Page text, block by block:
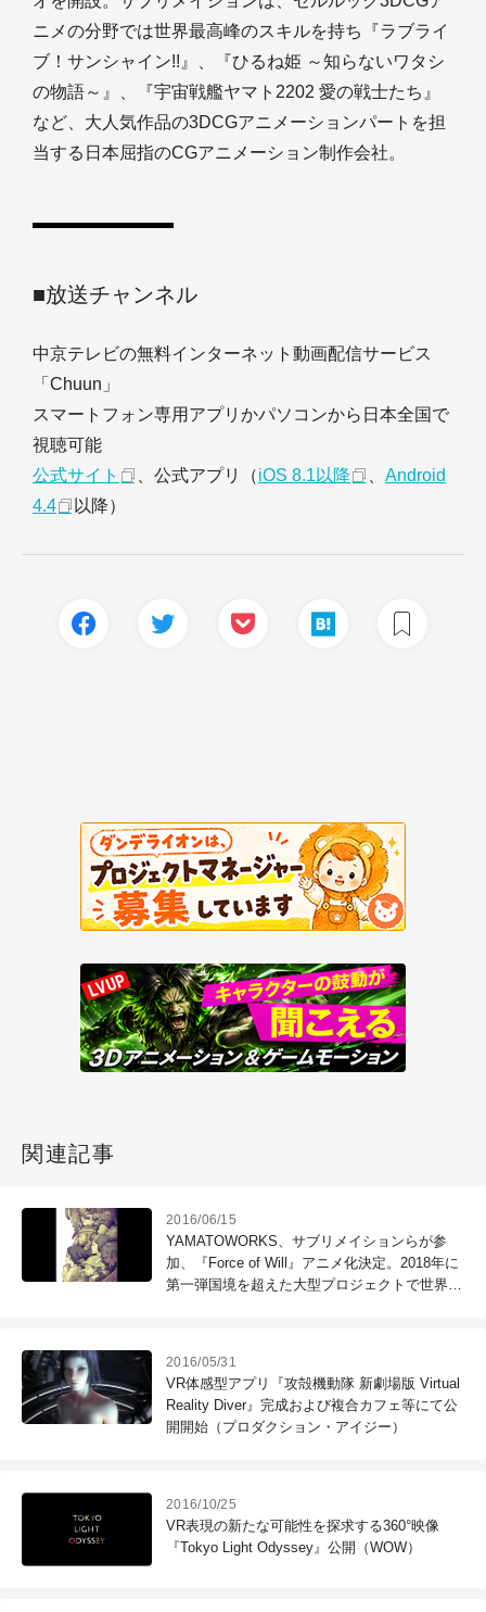
ニメの分野では世界最高峰のスキルを持ち『ラブライ
ブ！サンシャイン!!』、『ひるね姫 ～知らないワタシ
の物語～』、『宇宙戦艦ヤマト2202 愛の戦士たち』
など、大人気作品の3DCGアニメーションパートを担
当する日本屈指のCGアニメーション制作会社。
■放送チャンネル
中京テレビの無料インターネット動画配信サービス
「Chuun」
スマートフォン専用アプリかパソコンから日本全国で
視聴可能
公式サイト
、公式アプリ（iOS 8.1以降
Android
4.4
以降）
関連記事
2016/06/15
YAMATOWORKS、サブリメイションらが参
加、『Force of Will』アニメ化決定。2018年に
第一弾国境を超えた大型プロジェクトで世界を
2016/05/31
VR体感型アプリ『攻殻機動隊 新劇場版 Virtual
Reality Diver』完成および複合カフェ等にて公
開開始（プロダクション・アイジー）
2016/10/25
VR表現の新たな可能性を探求する360°映像
『Tokyo Light Odyssey』公開（WOW）